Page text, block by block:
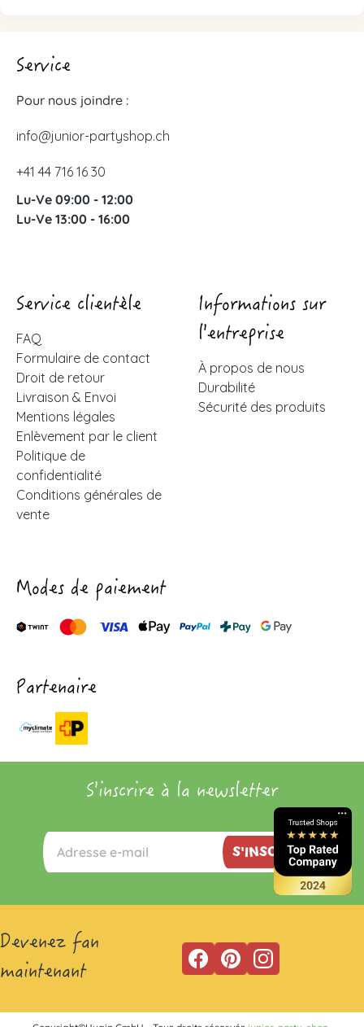
Service
Pour nous joindre :
info@junior-partyshop.ch
+41 44 716 16 30
Lu-Ve 09:00 - 12:00
Lu-Ve 13:00 - 16:00
Service clientèle
FAQ
Formulaire de contact
Droit de retour
Livraison & Envoi
Mentions légales
Enlèvement par le client
Politique de
confidentialité
Conditions générales de
vente
Informations sur
l'entreprise
À propos de nous
Durabilité
Sécurité des produits
Modes de paiement
Partenaire
S'inscrire à la newsletter
S'INSCRIRE
Devenez fan
maintenant